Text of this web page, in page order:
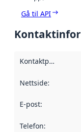
Gå til API
Kontaktpunkt
Nettside:
E-post:
Telefon: